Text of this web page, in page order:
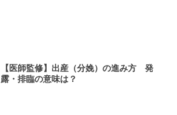
【医師監修】出産（分娩）の進み方 発
露・排臨の意味は？